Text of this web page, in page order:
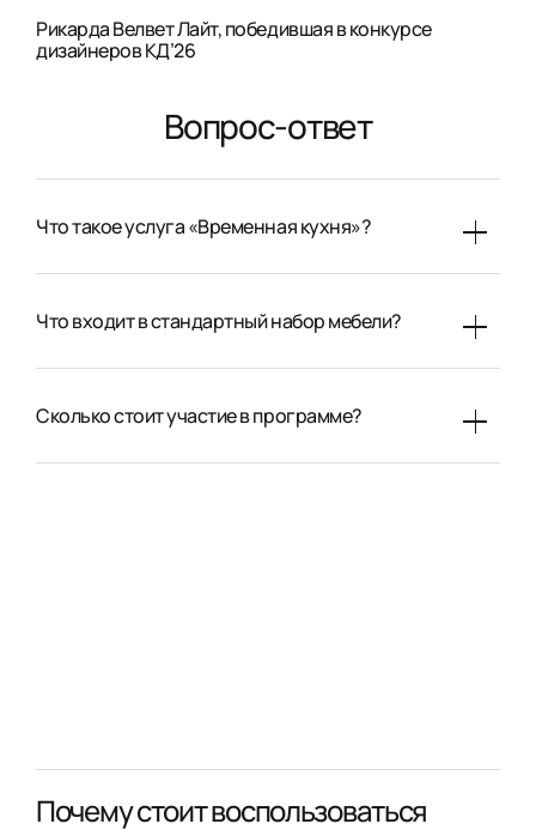
Рикарда Велвет Лайт, победившая в конкурсе
дизайнеров КД’26
Вопрос-ответ
Что такое услуга «Временная кухня»?
Что входит в стандартный набор мебели?
Сколько стоит участие в программе?
Почему стоит воспользоваться